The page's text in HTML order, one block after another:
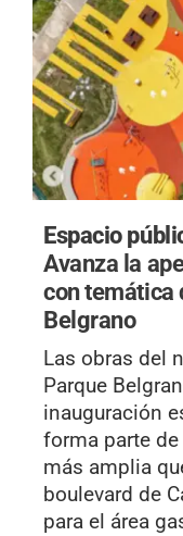
Espacio
Avanza la
con temática
Belgrano
Las obras del
Parque
inauguración
forma parte
más amplia
boulevard de
para el área